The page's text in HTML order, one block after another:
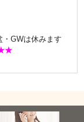
GWは休みます